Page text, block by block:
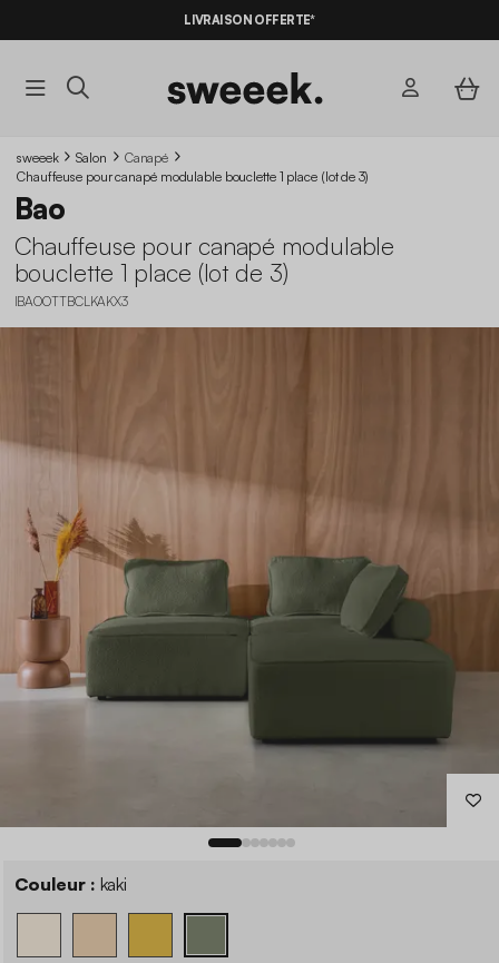
LIVRAISON OFFERTE*
sweeek Salon
Canapé
Chauffeuse pour canapé modulable bouclette 1 place (lot de 3)
Bao
Chauffeuse pour canapé modulable
bouclette 1 place (lot de 3)
IBAOOTTBCLKAKX3
Couleur : kaki